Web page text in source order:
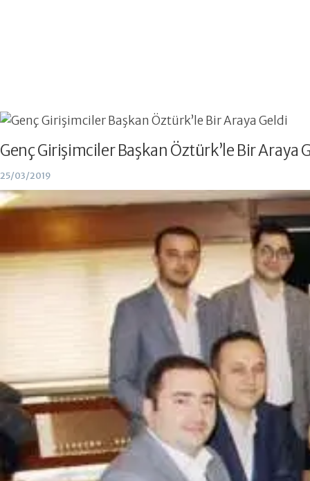
Genç Girişimciler Başkan Öztürk’le Bir Araya
25/03/2019